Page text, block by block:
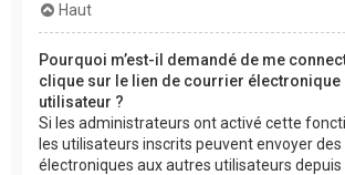
Haut
Pourquoi m’est-il demandé de me
clique sur le lien de courrier électronique
utilisateur ?
Si les administrateurs ont activé cette
les utilisateurs inscrits peuvent envoyer
électroniques aux autres utilisateurs